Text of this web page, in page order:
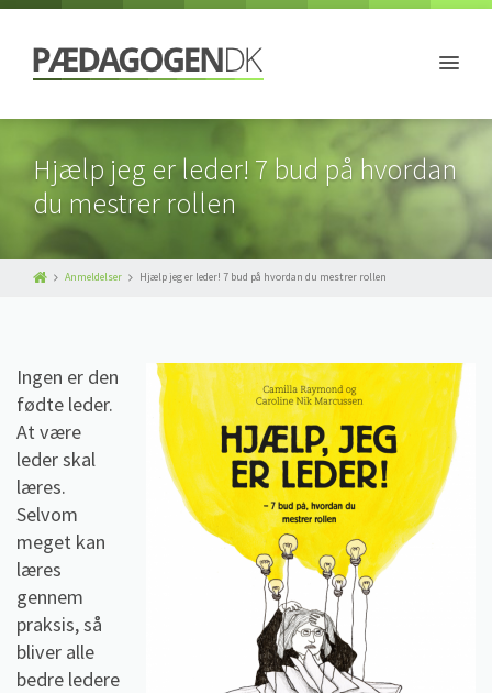
Hjælp jeg er leder! 7 bud på hvordan
du mestrer rollen
Anmeldelser Hjælp jeg er leder! 7 bud på hvordan du mestrer rollen
Ingen er den
fødte leder.
At være
leder skal
læres.
Selvom
meget kan
læres
gennem
praksis, så
bliver alle
bedre ledere